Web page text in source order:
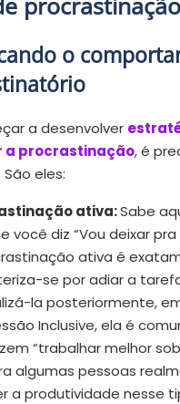
o
a desenvolver
a procrastinação, é
eles:
ativa:Sabe
você diz “Vou deixar
ativa é
se por adiar a
la posteriormente,
Inclusive, ela é
“trabalhar melhor
algumas pessoas
a produtividade nesse